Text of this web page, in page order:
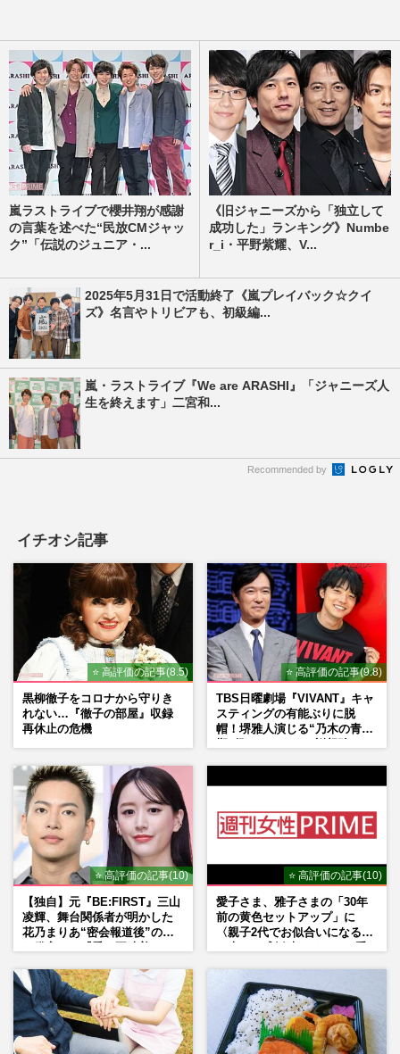
嵐ラストライブで櫻井翔が感謝
の言葉を述べた“民放CMジャッ
ク”「伝説のジュニア・...
《旧ジャニーズから「独立して
成功した」ランキング》Numbe
r_i・平野紫耀、V...
2025年5月31日で活動終了《嵐プレイバック☆クイ
ズ》名言やトリビアも、初級編...
嵐・ラストライブ『We are ARASHI』「ジャニーズ人
生を終えます」二宮和...
Recommended by
イチオシ記事
⭐ 高評価の記事(8.5)
黒柳徹子をコロナから守りき
れない…『徹子の部屋』収録
再休止の危機
⭐ 高評価の記事(9.8)
TBS日曜劇場『VIVANT』キャ
スティングの有能ぶりに脱
帽！堺雅人演じる“乃木の青年
⭐ 高評価の記事(10)
【独自】元『BE:FIRST』三山
凌輝、舞台関係者が明かした
花乃まりあ“密会報道後”の呆
⭐ 高評価の記事(10)
愛子さま、雅子さまの「30年
前の黄色セットアップ」に
〈親子2代でお似合いになる〉